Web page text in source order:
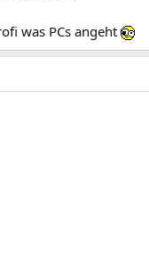
was PCs angeht